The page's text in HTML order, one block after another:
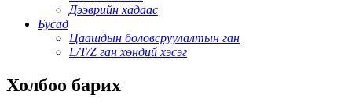
Дээврийн хадаас
Бусад
Цаашдын боловсруулалтын ган
L/T/Z ган хөндий хэсэг
Холбоо барих